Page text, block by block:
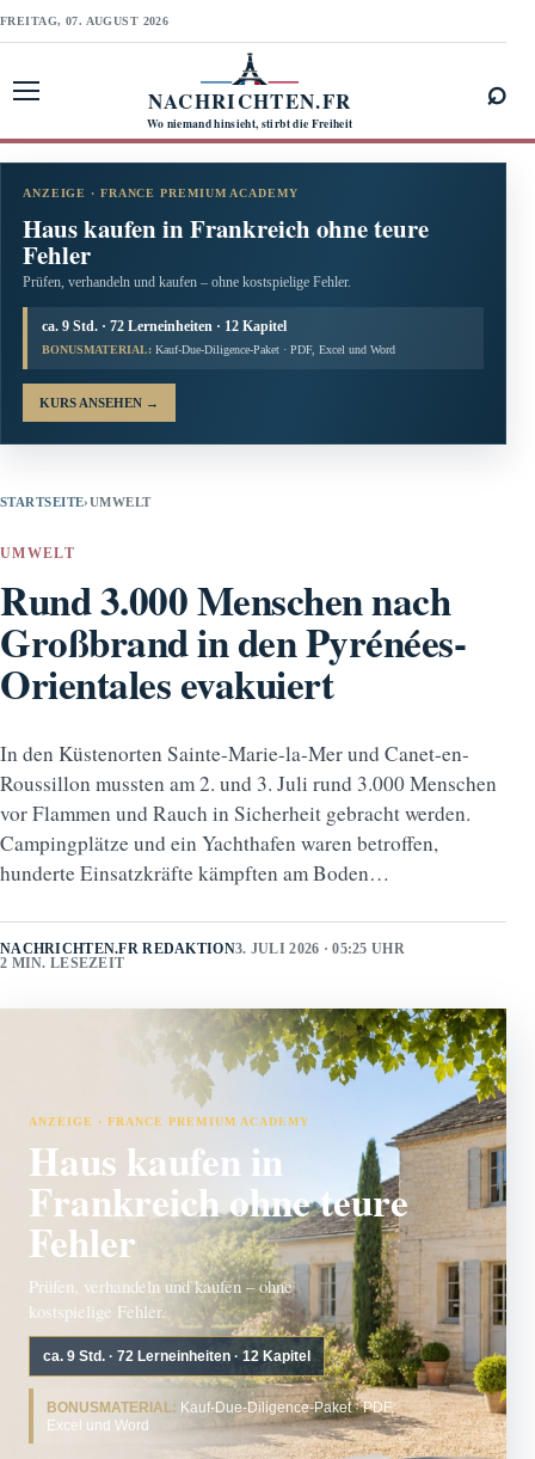
FREITAG, 07. AUGUST 2026
NACHRICHTEN.FR
Wo niemand hinsieht, stirbt die Freiheit
⌕
ANZEIGE · FRANCE PREMIUM ACADEMY
Haus kaufen in Frankreich ohne teure
Fehler
Prüfen, verhandeln und kaufen – ohne kostspielige Fehler.
ca. 9 Std. · 72 Lerneinheiten · 12 Kapitel
BONUSMATERIAL: Kauf-Due-Diligence-Paket · PDF, Excel und Word
KURS ANSEHEN →
STARTSEITE›UMWELT
UMWELT
Rund 3.000 Menschen nach
Großbrand in den Pyrénées-
Orientales evakuiert
In den Küstenorten Sainte-Marie-la-Mer und Canet-en-
Roussillon mussten am 2. und 3. Juli rund 3.000 Menschen
vor Flammen und Rauch in Sicherheit gebracht werden.
Campingplätze und ein Yachthafen waren betroffen,
hunderte Einsatzkräfte kämpften am Boden…
NACHRICHTEN.FR REDAKTION3. JULI 2026 · 05:25 UHR
2 MIN. LESEZEIT
ANZEIGE · FRANCE PREMIUM ACADEMY
Haus kaufen in
Frankreich ohne teure
Fehler
Prüfen, verhandeln und kaufen – ohne
kostspielige Fehler.
ca. 9 Std. · 72 Lerneinheiten · 12 Kapitel
BONUSMATERIAL: Kauf-Due-Diligence-Paket · PDF,
Excel und Word